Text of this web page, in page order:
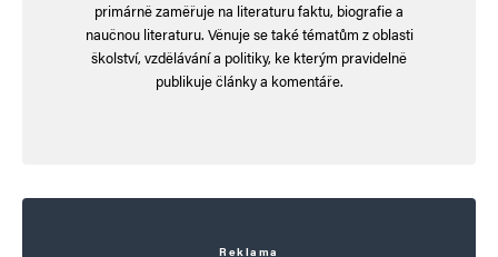
primárně zaměřuje na literaturu faktu, biografie a
naučnou literaturu. Věnuje se také tématům z oblasti
školství, vzdělávání a politiky, ke kterým pravidelně
publikuje články a komentáře.
Reklama